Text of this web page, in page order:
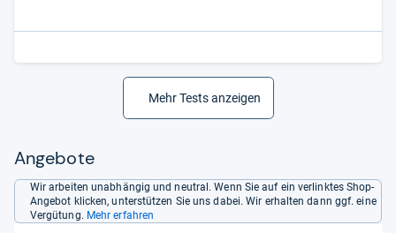
Mehr Tests anzeigen
Angebote
Wir arbeiten unabhängig und neutral. Wenn Sie auf ein verlinktes Shop-
Angebot klicken, unterstützen Sie uns dabei. Wir erhalten dann ggf. eine
Vergütung. Mehr erfahren